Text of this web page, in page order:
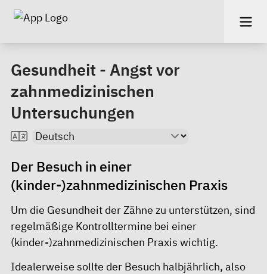
Gesundheit - Angst vor
zahnmedizinischen
Untersuchungen
Der Besuch in einer
(kinder-)zahnmedizinischen Praxis
Um die Gesundheit der Zähne zu unterstützen, sind
regelmäßige Kontrolltermine bei einer
(kinder-)zahnmedizinischen Praxis wichtig.
Idealerweise sollte der Besuch halbjährlich, also